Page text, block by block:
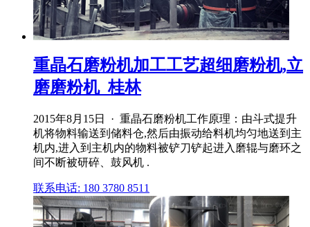
重晶石磨粉机加工工艺超细磨粉机,立
磨磨粉机_桂林
2015年8月15日 · 重晶石磨粉机工作原理：由斗式提升
机将物料输送到储料仓,然后由振动给料机均匀地送到主
机内,进入到主机内的物料被铲刀铲起进入磨辊与磨环之
间不断被研碎、鼓风机 .
联系电话: 180 3780 8511